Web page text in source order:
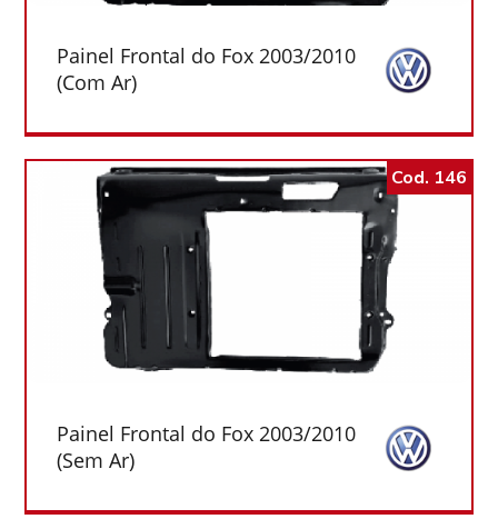
Painel Frontal do Fox 2003/2010
(Com Ar)
Cod. 146
Painel Frontal do Fox 2003/2010
(Sem Ar)